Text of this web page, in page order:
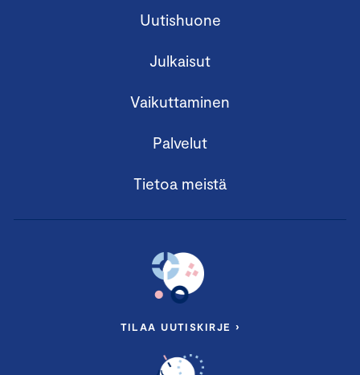
Uutishuone
Julkaisut
Vaikuttaminen
Palvelut
Tietoa meistä
TILAA UUTISKIRJE ›